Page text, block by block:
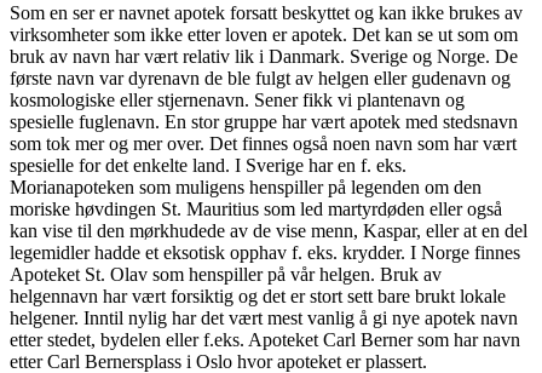
Som en ser er navnet apotek forsatt beskyttet og kan ikke brukes av
virksomheter som ikke etter loven er apotek. Det kan se ut som om
bruk av navn har vært relativ lik i Danmark. Sverige og Norge. De
første navn var dyrenavn de ble fulgt av helgen eller gudenavn og
kosmologiske eller stjernenavn. Sener fikk vi plantenavn og
spesielle fuglenavn. En stor gruppe har vært apotek med stedsnavn
som tok mer og mer over. Det finnes også noen navn som har vært
spesielle for det enkelte land. I Sverige har en f. eks.
Morianapoteken som muligens henspiller på legenden om den
moriske høvdingen St. Mauritius som led martyrdøden eller også
kan vise til den mørkhudede av de vise menn, Kaspar, eller at en del
legemidler hadde et eksotisk opphav f. eks. krydder. I Norge finnes
Apoteket St. Olav som henspiller på vår helgen. Bruk av
helgennavn har vært forsiktig og det er stort sett bare brukt lokale
helgener. Inntil nylig har det vært mest vanlig å gi nye apotek navn
etter stedet, bydelen eller f.eks. Apoteket Carl Berner som har navn
etter Carl Bernersplass i Oslo hvor apoteket er plassert.